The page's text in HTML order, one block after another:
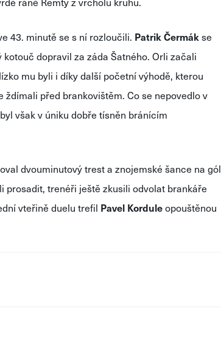
43. minutě se s ní rozloučili. Patrik Čermákse
dopravil za záda Šatného. Orli začali
mu byli i díky další početní výhodě, kterou
před brankovištěm. Co se nepovedlo v
však v úniku dobře tísněn bránícím
dvouminutový trest a znojemské šance na gól
prosadit, trenéři ještě zkusili odvolat brankáře
vteřině duelu trefil Pavel Korduleopouštěnou